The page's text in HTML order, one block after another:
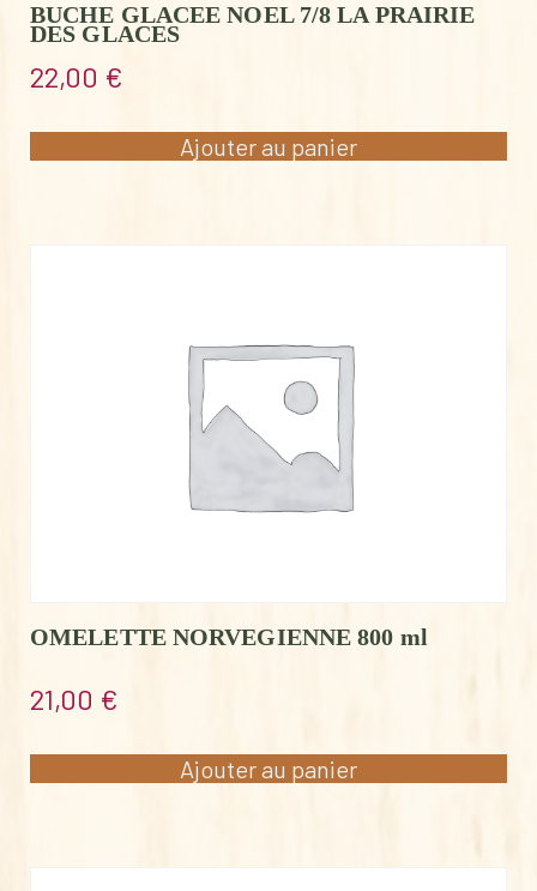
BUCHE GLACEE NOEL 7/8 LA PRAIRIE
DES GLACES
22,00 €
Ajouter au panier
OMELETTE NORVEGIENNE 800 ml
21,00 €
Ajouter au panier